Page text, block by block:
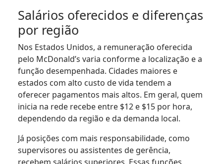
Salários oferecidos e diferenças
por região
Nos Estados Unidos, a remuneração oferecida
pelo McDonald’s varia conforme a localização e a
função desempenhada. Cidades maiores e
estados com alto custo de vida tendem a
oferecer pagamentos mais altos. Em geral, quem
inicia na rede recebe entre $12 e $15 por hora,
dependendo da região e da demanda local.
Já posições com mais responsabilidade, como
supervisores ou assistentes de gerência,